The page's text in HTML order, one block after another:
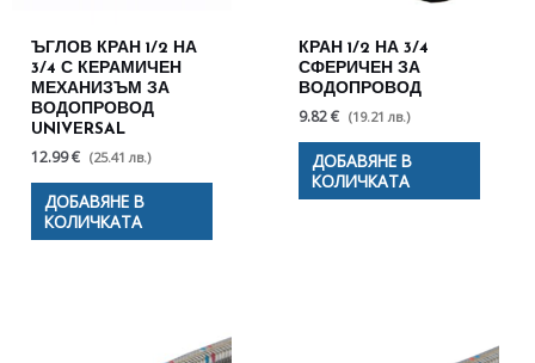
ЪГЛОВ КРАН 1/2 НА
3/4 С КЕРАМИЧЕН
МЕХАНИЗЪМ ЗА
ВОДОПРОВОД
UNIVERSAL
12.99 € (25.41 лв.)
ДОБАВЯНЕ В
КОЛИЧКАТА
КРАН 1/2 НА 3/4
СФЕРИЧЕН ЗА
ВОДОПРОВОД
9.82 € (19.21 лв.)
ДОБАВЯНЕ В
КОЛИЧКАТА